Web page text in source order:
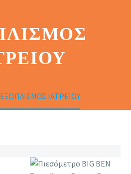
ΕΞΟΠΛΙΣΜΟΣ ΙΑΤΡΕΙΟΥ